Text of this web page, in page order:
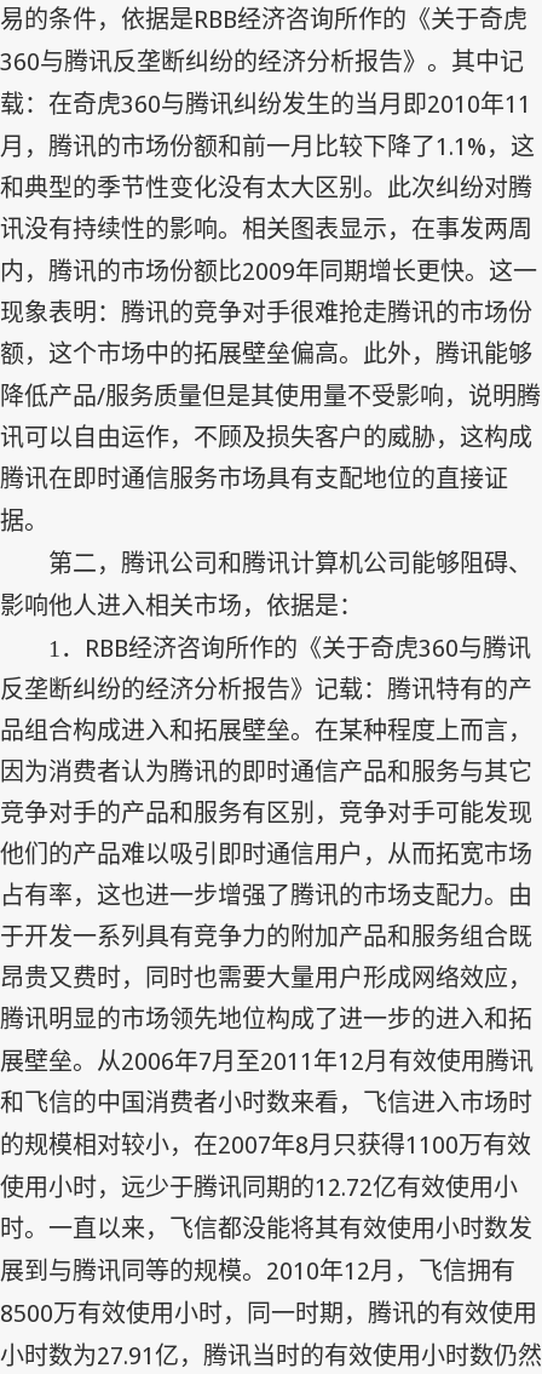
易的条件，依据是RBB经济咨询所作的《关于奇虎
360与腾讯反垄断纠纷的经济分析报告》。其中记
载：在奇虎360与腾讯纠纷发生的当月即2010年11
月，腾讯的市场份额和前一月比较下降了1.1%，这
和典型的季节性变化没有太大区别。此次纠纷对腾
讯没有持续性的影响。相关图表显示，在事发两周
内，腾讯的市场份额比2009年同期增长更快。这一
现象表明：腾讯的竞争对手很难抢走腾讯的市场份
额，这个市场中的拓展壁垒偏高。此外，腾讯能够
降低产品/服务质量但是其使用量不受影响，说明腾
讯可以自由运作，不顾及损失客户的威胁，这构成
腾讯在即时通信服务市场具有支配地位的直接证
据。
第二，腾讯公司和腾讯计算机公司能够阻碍、
影响他人进入相关市场，依据是：
1 ． RBB经济咨询所作的《关于奇虎360与腾讯
反垄断纠纷的经济分析报告》记载：腾讯特有的产
品组合构成进入和拓展壁垒。在某种程度上而言，
因为消费者认为腾讯的即时通信产品和服务与其它
竞争对手的产品和服务有区别，竞争对手可能发现
他们的产品难以吸引即时通信用户，从而拓宽市场
占有率，这也进一步增强了腾讯的市场支配力。由
于开发一系列具有竞争力的附加产品和服务组合既
昂贵又费时，同时也需要大量用户形成网络效应，
腾讯明显的市场领先地位构成了进一步的进入和拓
展壁垒。从2006年7月至2011 年12月有效使用腾讯
和飞信的中国消费者小时数来看，飞信进入市场时
的规模相对较小，在2007年8月只获得1100万有效
使用小时，远少于腾讯同期的12.72亿有效使用小
时。一直以来，飞信都没能将其有效使用小时数发
展到与腾讯同等的规模。 2010年12月，飞信拥有
8500万有效使用小时，同一时期，腾讯的有效使用
小时数为27.91亿，腾讯当时的有效使用小时数仍然